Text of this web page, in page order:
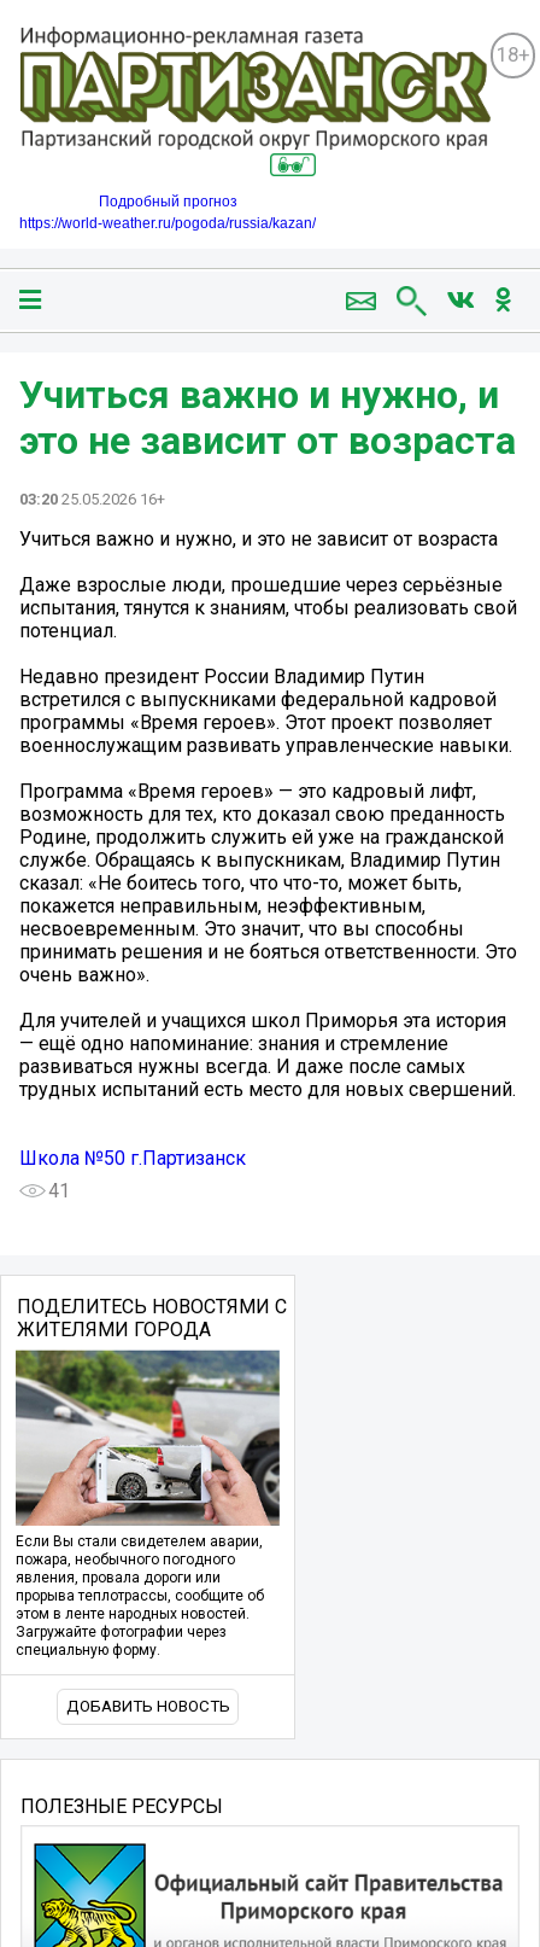
18+
Подробный прогноз
https://world-weather.ru/pogoda/russia/kazan/
Учиться важно и нужно, и
это не зависит от возраста
03:20 25.05.2026 16+
Учиться важно и нужно, и это не зависит от возраста
Даже взрослые люди, прошедшие через серьёзные
испытания, тянутся к знаниям, чтобы реализовать свой
потенциал.
Недавно президент России Владимир Путин
встретился с выпускниками федеральной кадровой
программы «Время героев». Этот проект позволяет
военнослужащим развивать управленческие навыки.
Программа «Время героев» — это кадровый лифт,
возможность для тех, кто доказал свою преданность
Родине, продолжить служить ей уже на гражданской
службе. Обращаясь к выпускникам, Владимир Путин
сказал: «Не боитесь того, что что-то, может быть,
покажется неправильным, неэффективным,
несвоевременным. Это значит, что вы способны
принимать решения и не бояться ответственности. Это
очень важно».
Для учителей и учащихся школ Приморья эта история
— ещё одно напоминание: знания и стремление
развиваться нужны всегда. И даже после самых
трудных испытаний есть место для новых свершений.
Школа №50 г.Партизанск
41
ПОДЕЛИТЕСЬ НОВОСТЯМИ С
ЖИТЕЛЯМИ ГОРОДА
Если Вы стали свидетелем аварии,
пожара, необычного погодного
явления, провала дороги или
прорыва теплотрассы, сообщите об
этом в ленте народных новостей.
Загружайте фотографии через
специальную форму.
ДОБАВИТЬ НОВОСТЬ
ПОЛЕЗНЫЕ РЕСУРСЫ